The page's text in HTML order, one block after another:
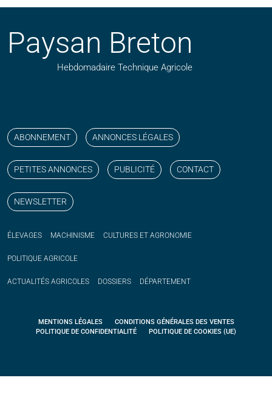
Paysan Breton
Hebdomadaire Technique Agricole
ABONNEMENT ANNONCES LÉGALES
PETITES ANNONCES PUBLICITÉ CONTACT
NEWSLETTER
ÉLEVAGES MACHINISME CULTURES ET AGRONOMIE
POLITIQUE AGRICOLE
ACTUALITÉS AGRICOLES DOSSIERS DÉPARTEMENT
MENTIONS LÉGALES
CONDITIONS GÉNÉRALES DES VENTES
POLITIQUE DE CONFIDENTIALITÉ
POLITIQUE DE COOKIES (UE)